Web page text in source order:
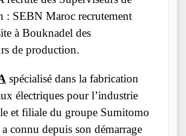
: SEBN Maroc recrutement
à Bouknadel des
de production.
spécialisé dans la fabrication
électriques pour l’industrie
et filiale du groupe Sumitomo
connu depuis son démarrage